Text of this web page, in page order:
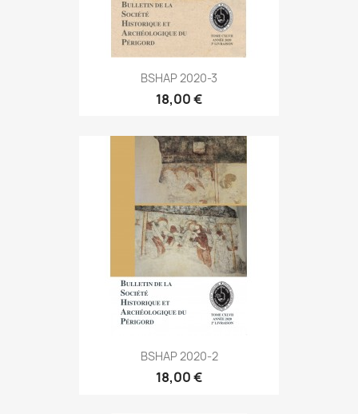
BSHAP 2020-3
18,00 €
BSHAP 2020-2
18,00 €